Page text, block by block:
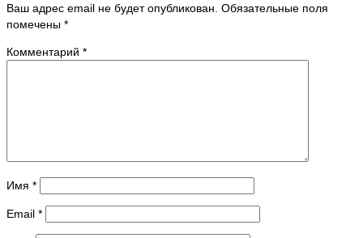
Ваш адрес email не будет опубликован. Обязательные поля
помечены *
Комментарий *
Имя *
Email *